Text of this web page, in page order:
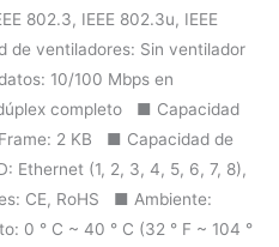
802.3, IEEE 802.3u, IEEE
ventiladores: Sin ventilador
10/100 Mbps en
completo ■ Capacidad
2 KB ■ Capacidad de
Ethernet (1, 2, 3, 4, 5, 6, 7, 8),
CE, RoHS ■ Ambiente:
0 ° C ~ 40 ° C (32 ° F ~ 104 °